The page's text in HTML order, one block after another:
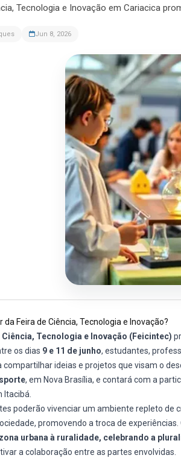
Tecnologia e Inovação em Cariacica
Jun 8, 2026
da Feira de Ciência, Tecnologia e Inovação?
Ciência, Tecnologia e Inovação (Feicintec)
os dias 9 e 11 de junho, estudantes,
compartilhar ideias e projetos que visam o
, em Nova Brasília, e contará com a
Itacibá.
poderão vivenciar um ambiente repleto de
promovendo a troca de
urbana à ruralidade, celebrando a
a colaboração entre as partes envolvidas.